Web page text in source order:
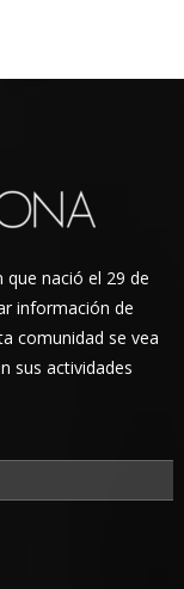
nació el 29 de
información de
comunidad se vea
sus actividades